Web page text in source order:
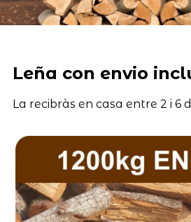
Leña con envio
La recibràs en casa entre 2 i 6